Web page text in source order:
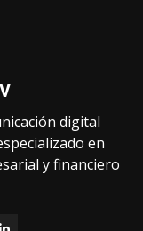
digital
en
y financiero